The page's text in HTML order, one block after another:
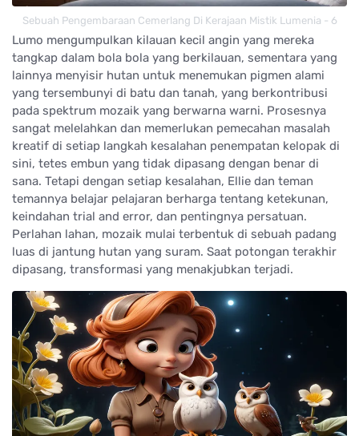
Sebuah Pengembaraan Cemerlang Di Kerajaan Mistik Lumenia - 6
Lumo mengumpulkan kilauan kecil angin yang mereka
tangkap dalam bola bola yang berkilauan, sementara yang
lainnya menyisir hutan untuk menemukan pigmen alami
yang tersembunyi di batu dan tanah, yang berkontribusi
pada spektrum mozaik yang berwarna warni. Prosesnya
sangat melelahkan dan memerlukan pemecahan masalah
kreatif di setiap langkah kesalahan penempatan kelopak di
sini, tetes embun yang tidak dipasang dengan benar di
sana. Tetapi dengan setiap kesalahan, Ellie dan teman
temannya belajar pelajaran berharga tentang ketekunan,
keindahan trial and error, dan pentingnya persatuan.
Perlahan lahan, mozaik mulai terbentuk di sebuah padang
luas di jantung hutan yang suram. Saat potongan terakhir
dipasang, transformasi yang menakjubkan terjadi.